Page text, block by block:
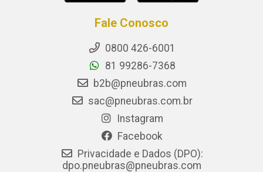
Fale Conosco
0800 426-6001
81 99286-7368
b2b@pneubras.com
sac@pneubras.com.br
Instagram
Facebook
Privacidade e Dados (DPO):
dpo.pneubras@pneubras.com